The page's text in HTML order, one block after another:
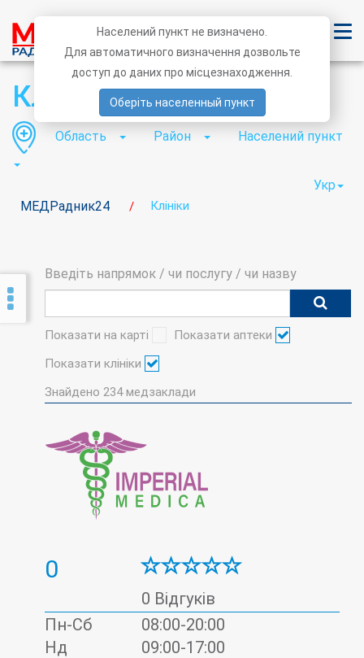
МЕДРадник24 / Клініки
Область Район Населений пункт
Укр
Клініки
Введіть напрямок / чи послугу / чи назву
Показати на карті
Показати аптеки
Показати клініки
Знайдено 234медзаклади
0
0 Відгуків
Пн-Сб
08:00-20:00
Нд
09:00-17:00
Населений пункт не визначено.
Для автоматичного визначення дозвольте
доступ до даних про місцезнаходження.
Оберіть населенный пункт